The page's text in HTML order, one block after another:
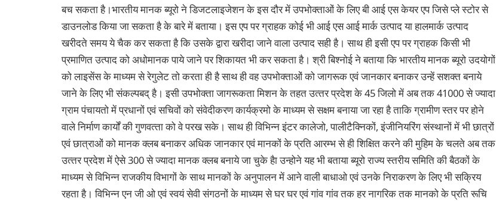
बच सकता है।भारतीय मानक ब्‍यूरो ने डिजटलाइजेशन के इस दौर में उपभोक्‍ताओं के लिए बी आई एस केयर एप जिसे प्‍ले स्‍टोर से
डाउनलोड किया जा सकता है के बारे में बताया। इस एप पर ग्राहक कोई भी आई एस आई मार्क उत्‍पाद या हालमार्क उत्‍पाद
खरीदते समय ये चैक कर सकता है कि उसके द्वारा खरीदा जाने वाला उत्‍पाद सही है। साथ ही इसी एप पर ग्राहक किसी भी
प्रमाणित उत्‍पाद को अधोमानक पाये जाने पर शिकायत भी कर सकता है। श्री बिश्‍नोई ने बताया कि भारतीय मानक ब्‍यूरो उदयोगों
को लाइसेंस के माध्‍यम से रेगुलेट तो करता ही है साथ ही वह उपभोक्‍ताओं को जागरूक एवं जानकार बनाकर उन्‍हें सशक्‍त बनाये
जाने के लिए भी संकल्‍पबद् है। इसी उपभोक्‍ता जागरूकता मिशन के तहत उत्‍तर प्रदेश के 45 जिलो में अब तक 41000 से ज्‍यादा
ग्राम पंचायतो में प्रधानों एवं सचिवों को संवेदीकरण कार्यक्रमो के माध्‍यम से सक्षम बनाया जा रहा है ताकि ग्रामीण स्‍तर पर होने
वाले निर्माण कार्यों की गुणवत्‍ता को वे परख सके। साथ ही विभिन्‍न इंटर कालेजो, पालीटैक्निकों, इंजीनियरिंग संस्‍थानों में भी छात्रों
एवं छात्राओं को मानक क्‍लब बनाकर अधिक जानकार एवं मानकों के प्रति आरम्‍भ से ही शिक्षित करने की मुहिम के चलते अब तक
उत्‍तर प्रदेश में ऐसे 300 से ज्‍यादा मानक क्‍लब बनाये जा चुके हैा उन्‍होने यह भी बताया ब्‍यूरो राज्‍य स्‍तरीय समिति की बैठकों के
माध्‍यम से विभिन्‍न राजकीय विभागों के साथ मानकों के अनुपालन में आने वाली बाधाओ एवं उनके निराकरण के लिए भी सक्रिय
रहता है। विभिन्‍न एन जी ओ एवं स्‍वयं सेवी संगठनों के माध्‍यम से घर घर एवं गांव गांव तक हर नागरिक तक मानको के प्रति रूचि